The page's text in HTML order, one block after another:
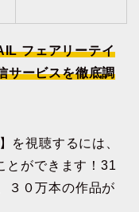
フェアリーテイ
サービスを徹底調
を視聴するには、
とができます！31
３０万本の作品が